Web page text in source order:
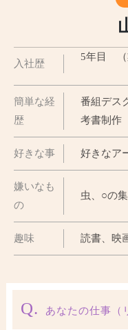
入社歴
5年目 （
簡単な経
歴
番組デス
考書制
好きな事 好きなア
嫌いなも
の
虫、○の
趣味 読書、映
Q. あなたの仕事（